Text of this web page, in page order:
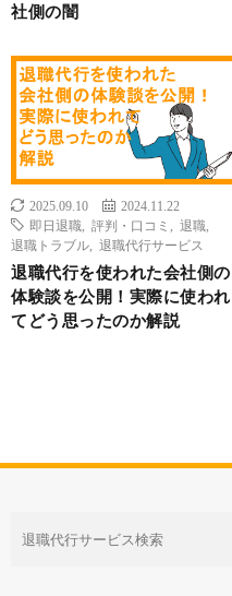
社側の闇
2025.09.10
2024.11.22
即日退職
評判・口コミ 退職
退職トラブル
退職代行サービス
退職代行を使われた会社側の
体験談を公開！実際に使われ
てどう思ったのか解説